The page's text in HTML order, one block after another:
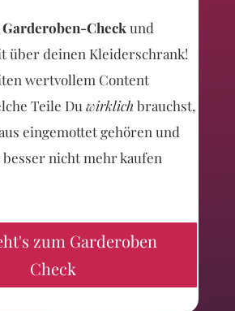
Garderoben-Checkund
über deinen Kleiderschrank!
wertvollem Content
Teile Du wirklich brauchst,
eingemottet gehören und
nicht mehr kaufen
zum Garderoben
Check